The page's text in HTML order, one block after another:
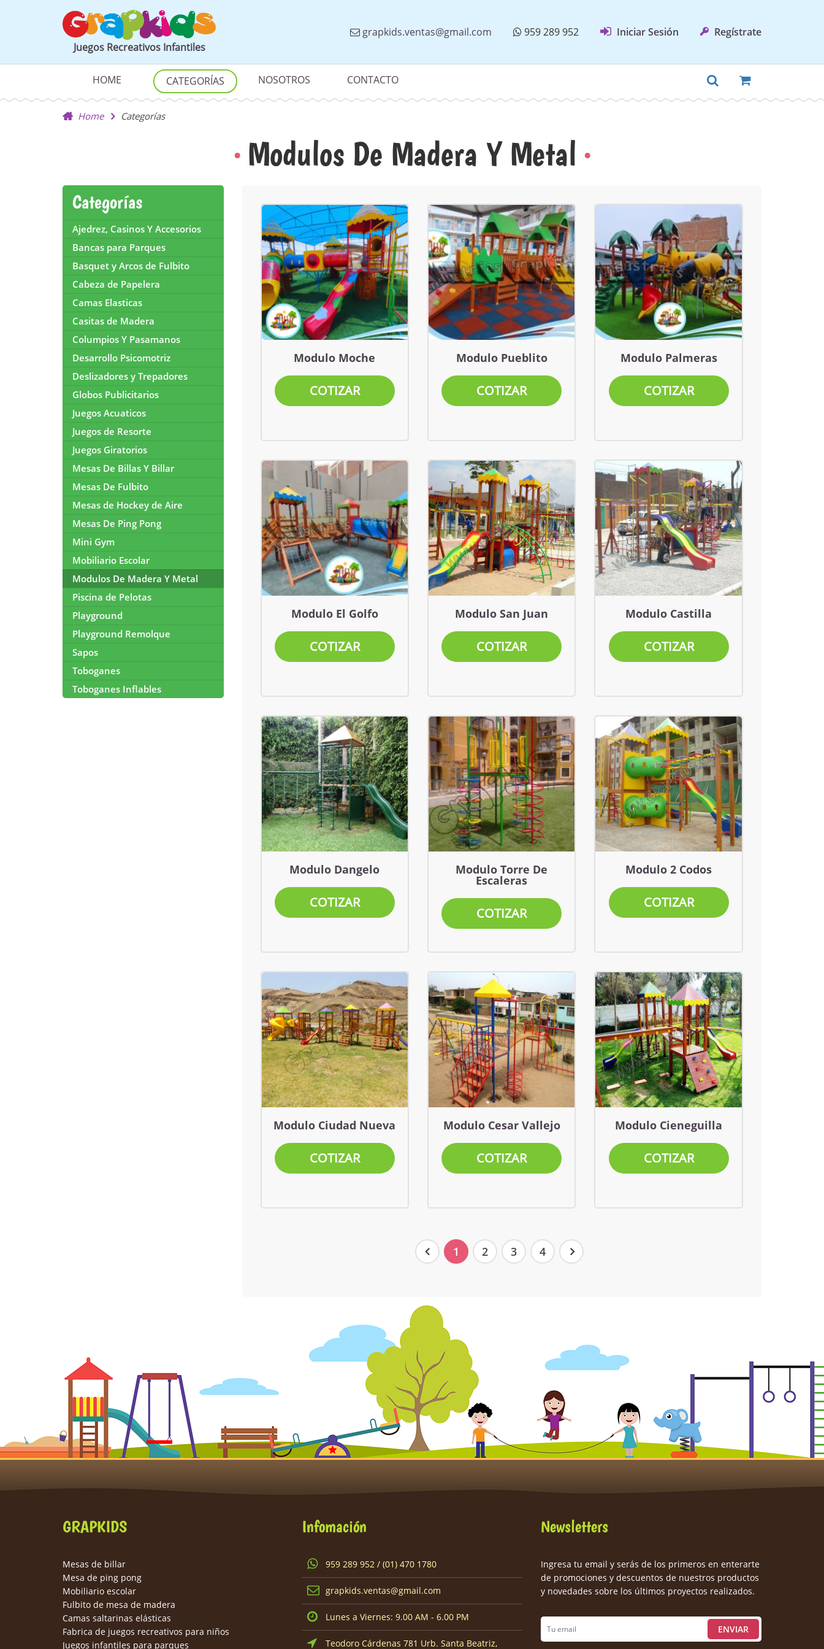
Juegos Recreativos Infantiles
grapkids.ventas@gmail.com 959 289 952 Iniciar Sesión Regístrate
HOME CATEGORÍAS NOSOTROS CONTACTO
Home Categorías
Modulos De Madera Y Metal
Categorías
Ajedrez, Casinos Y Accesorios
Bancas para Parques
Basquet y Arcos de Fulbito
Cabeza de Papelera
Camas Elasticas
Casitas de Madera
Columpios Y Pasamanos
Desarrollo Psicomotriz
Deslizadores y Trepadores
Globos Publicitarios
Juegos Acuaticos
Juegos de Resorte
Juegos Giratorios
Mesas De Billas Y Billar
Mesas De Fulbito
Mesas de Hockey de Aire
Mesas De Ping Pong
Mini Gym
Mobiliario Escolar
Modulos De Madera Y Metal
Piscina de Pelotas
Playground
Playground Remolque
Sapos
Toboganes
Toboganes Inflables
Modulo Moche
COTIZAR
Modulo Pueblito
COTIZAR
Modulo Palmeras
COTIZAR
Modulo El Golfo
COTIZAR
Modulo San Juan
COTIZAR
Modulo Castilla
COTIZAR
Modulo Dangelo
COTIZAR
Modulo Torre De
Escaleras
COTIZAR
Modulo 2 Codos
COTIZAR
Modulo Ciudad Nueva
COTIZAR
Modulo Cesar Vallejo
COTIZAR
Modulo Cieneguilla
COTIZAR
1 2 3 4
GRAPKIDS
Mesas de billar
Mesa de ping pong
Mobiliario escolar
Fulbito de mesa de madera
Camas saltarinas elásticas
Fabrica de juegos recreativos para niños
Juegos infantiles para parques
Infomación
959 289 952 / (01) 470 1780
grapkids.ventas@gmail.com
Lunes a Viernes: 9.00 AM - 6.00 PM
Teodoro Cárdenas 781 Urb. Santa Beatriz,
Newsletters
Ingresa tu email y serás de los primeros en enterarte
de promociones y descuentos de nuestros productos
y novedades sobre los últimos proyectos realizados.
ENVIAR